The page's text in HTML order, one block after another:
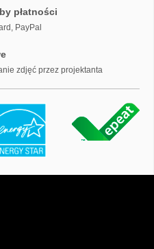
płatności
PayPal
zdjęć przez projektanta